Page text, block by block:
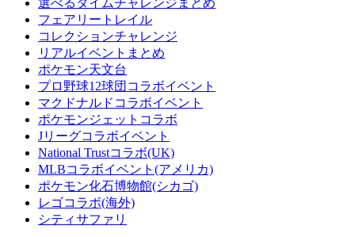
選べるタイムチャレンジまとめ
フェアリートレイル
コレクションチャレンジ
リアルイベントまとめ
ポケモン天文台
プロ野球12球団コラボイベント
マクドナルドコラボイベント
ポケモンジェットコラボ
Jリーグコラボイベント
National Trustコラボ(UK)
MLBコラボイベント(アメリカ)
ポケモン化石博物館(シカゴ)
レゴコラボ(海外)
シティサファリ